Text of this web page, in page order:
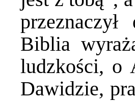
Biblia
ludzkości, o
Dawidzie,